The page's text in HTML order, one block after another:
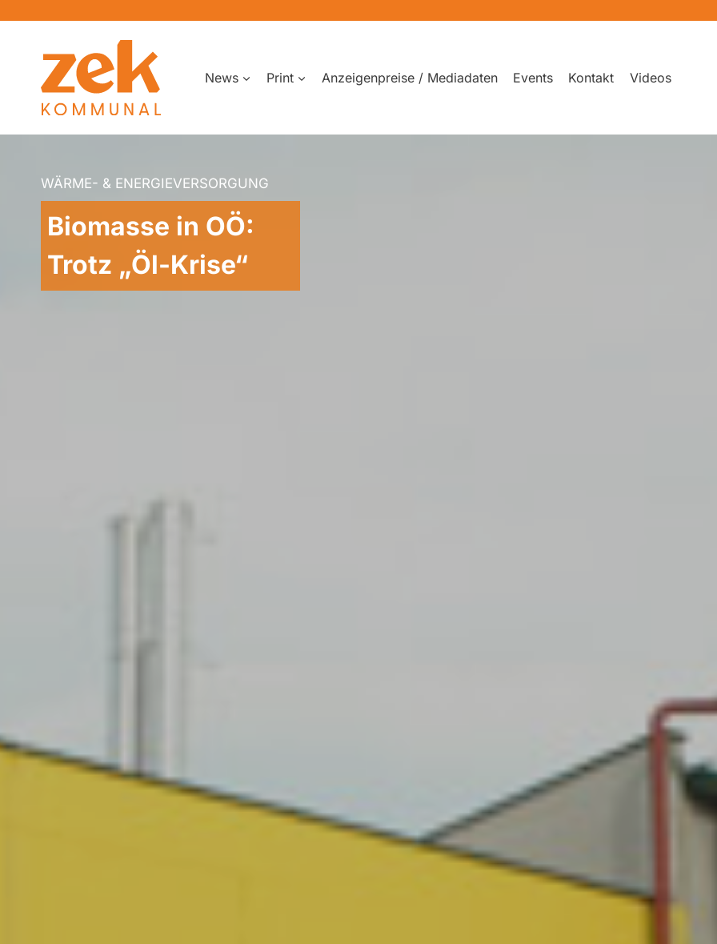
springen
News
Print Anzeigenpreise / Mediadaten Events Kontakt Videos
WÄRME- & ENERGIEVERSORGUNG
Biomasse in OÖ:
Trotz „Öl-Krise“